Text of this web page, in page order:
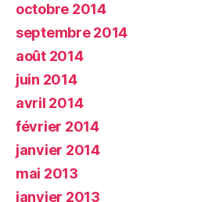
octobre 2014
septembre 2014
août 2014
juin 2014
avril 2014
février 2014
janvier 2014
mai 2013
janvier 2013